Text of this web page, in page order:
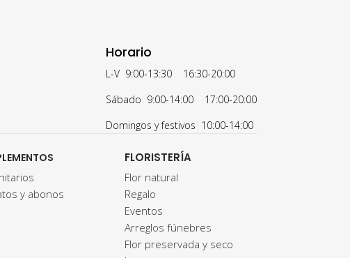
Horario
L-V 9:00-13:30 16:30-20:00
Sábado 9:00-14:00 17:00-20:00
Domingos y festivos 10:00-14:00
y abonos
FLORISTERÍA
Flor natural
Regalo
Eventos
Arreglos fúnebres
Flor preservada y seco